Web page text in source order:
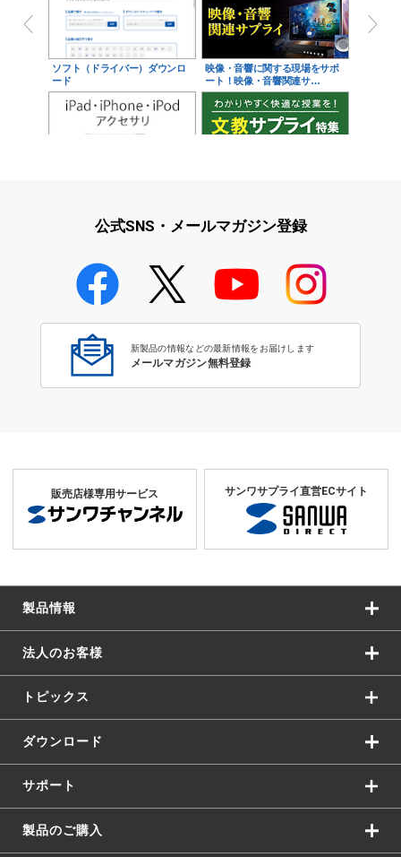
ソフト（ドライバー）ダウンロ
ード
映像・音響に関する現場をサポ
ート！映像・音響関連サ…
学校教育のICT環境整備特集
公式SNS・メールマガジン登録
新製品の情報などの最新情報をお届けします
メールマガジン無料登録
販売店様専用サービス サンワサプライ直営ECサイト
製品情報
法人のお客様
トピックス
ダウンロード
サポート
製品のご購入